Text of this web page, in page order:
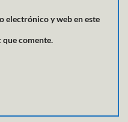
electrónico y web en este
que comente.